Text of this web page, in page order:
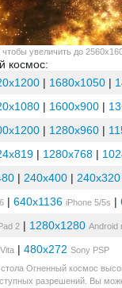
увеличить до
космос:
| 1680x1050 |
| 1600x900 |
| 1280x960 |
| 1280x768 |
| 240x400 | 240x320
| 640x1136 iPhone 5/5s |
2 | 1280x1280 Android
| 480x272 Sony PSP
Огненный космос
разрешений. Вы